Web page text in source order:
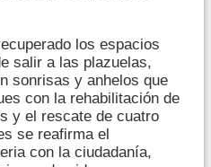
los espacios
salir a las plazuelas,
sonrisas y anhelos que
con la rehabilitación de
y el rescate de cuatro
se reafirma el
con la ciudadanía,